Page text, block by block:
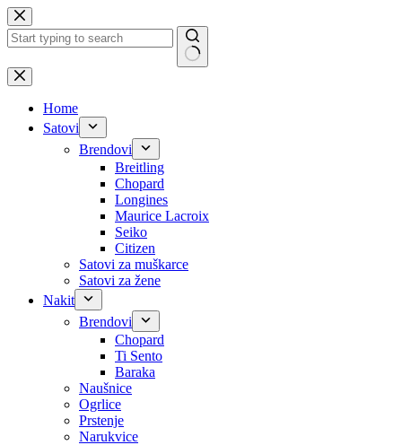
Skip
to
content
No
results
Home
Satovi
Brendovi
Breitling
Chopard
Longines
Maurice Lacroix
Seiko
Citizen
Satovi za muškarce
Satovi za žene
Nakit
Brendovi
Chopard
Ti Sento
Baraka
Naušnice
Ogrlice
Prstenje
Narukvice